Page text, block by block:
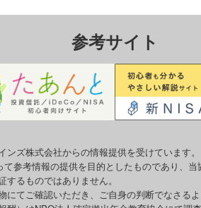
参考サイト
ズ株式会社からの情報提供を受けています。
参考情報の提供を目的としたものであり、
るものではありません。
てご確認いただき、ご自身の判断でなさるよ